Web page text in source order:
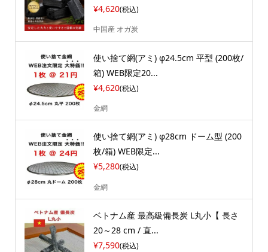
¥4,620(税込)
中国産 オガ炭
使い捨て網(アミ) φ24.5cm 平型 (200枚/
箱) WEB限定20...
¥4,620(税込)
金網
使い捨て網(アミ) φ28cm ドーム型 (200
枚/箱) WEB限定...
¥5,280(税込)
金網
ベトナム産 最高級備長炭 L丸小【 長さ
20～28 cm / 直...
¥7,590(税込)